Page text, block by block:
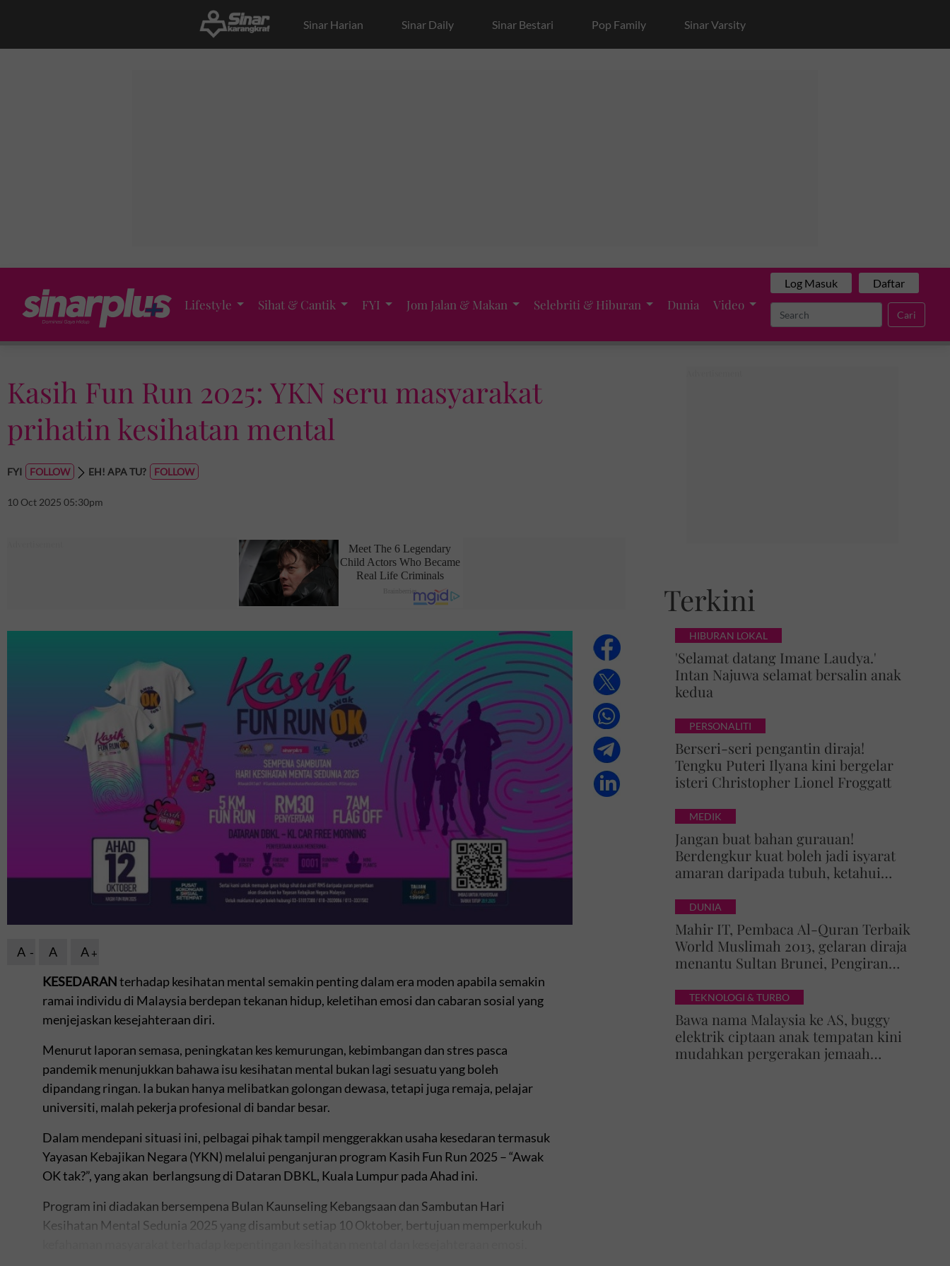
Sinar Harian Sinar Daily Sinar Bestari Pop Family Sinar Varsity
Lifestyle Sihat & Cantik FYI Jom Jalan & Makan Selebriti & Hiburan Dunia Video
Log Masuk Daftar
Cari
Kasih Fun Run 2025: YKN seru masyarakat
prihatin kesihatan mental
FYI EH! APA TU?
10 Oct 2025 05:30pm
A A
A
KESEDARANterhadap kesihatan mental semakin penting dalam era moden apabila semakin
ramai individu di Malaysia berdepan tekanan hidup, keletihan emosi dan cabaran sosial yang
menjejaskan kesejahteraan diri.
Menurut laporan semasa, peningkatan kes kemurungan, kebimbangan dan stres pasca
pandemik menunjukkan bahawa isu kesihatan mental bukan lagi sesuatu yang boleh
dipandang ringan. Ia bukan hanya melibatkan golongan dewasa, tetapi juga remaja, pelajar
universiti, malah pekerja profesional di bandar besar.
Dalam mendepani situasi ini, pelbagai pihak tampil menggerakkan usaha kesedaran termasuk
Yayasan Kebajikan Negara (YKN) melalui penganjuran program Kasih Fun Run 2025 – “Awak
OK tak?”, yang akan berlangsung di Dataran DBKL, Kuala Lumpur pada Ahad ini.
Program ini diadakan bersempena Bulan Kaunseling Kebangsaan dan Sambutan Hari
Kesihatan Mental Sedunia 2025 yang disambut setiap 10 Oktober, bertujuan memperkukuh
Terkini
HIBURAN LOKAL
'Selamat datang Imane Laudya.'
Intan Najuwa selamat bersalin anak
kedua
PERSONALITI
Berseri-seri pengantin diraja!
Tengku Puteri Ilyana kini bergelar
isteri Christopher Lionel Froggatt
MEDIK
Jangan buat bahan gurauan!
Berdengkur kuat boleh jadi isyarat
amaran daripada tubuh, ketahui
DUNIA
Mahir IT, Pembaca Al-Quran Terbaik
World Muslimah 2013, gelaran diraja
menantu Sultan Brunei, Pengiran
merta
TEKNOLOGI & TURBO
Bawa nama Malaysia ke AS, buggy
elektrik ciptaan anak tempatan kini
mudahkan pergerakan jemaah